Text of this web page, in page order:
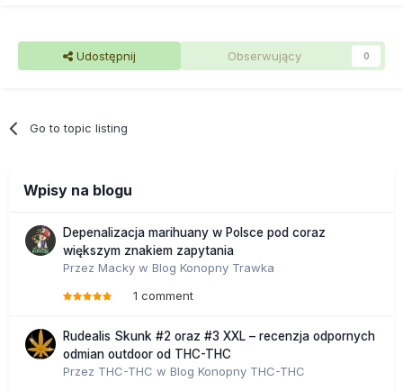
Udostępnij Obserwujący 0
Go to topic listing
Wpisy na blogu
Depenalizacja marihuany w Polsce pod coraz
większym znakiem zapytania
Przez Macky w Blog Konopny Trawka
1 comment
Rudealis Skunk #2 oraz #3 XXL – recenzja odpornych
odmian outdoor od THC-THC
Przez THC-THC w Blog Konopny THC-THC